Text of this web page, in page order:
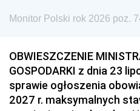
Monitor Polski rok 2026 poz.
OBWIESZCZENIE
GOSPODARKI z dnia 23
sprawie ogłoszenia
2027 r. maksymalnych